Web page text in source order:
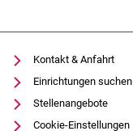
Kontakt & Anfahrt
Einrichtungen suchen
Stellenangebote
Cookie-Einstellungen